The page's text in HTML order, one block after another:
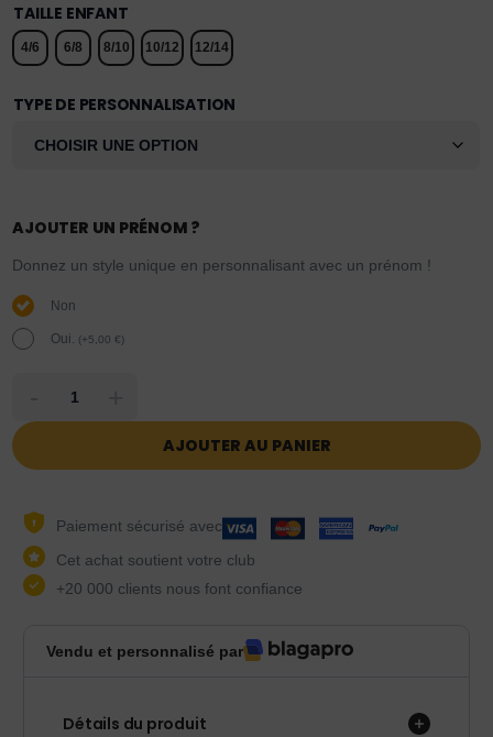
TAILLE ENFANT
4/6 6/8 8/10 10/12 12/14
TYPE DE PERSONNALISATION
AJOUTER UN PRÉNOM ?
Donnez un style unique en personnalisant avec un prénom !
Non
Oui. (+5,00€)
AJOUTER AU PANIER
Paiement sécurisé avec
Cet achat soutient votre club
+20 000 clients nous font confiance
Vendu et personnalisé par
Détails du produit